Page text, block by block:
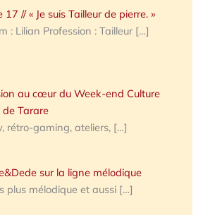
17 // « Je suis Tailleur de pierre. »
: Lilian Profession : Tailleur […]
au cœur du Week-end Culture
Tarare
rétro-gaming, ateliers, […]
sur la ligne mélodique
plus mélodique et aussi […]